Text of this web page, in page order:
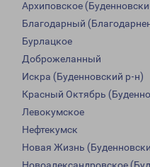
Архиповское
Благодарный
Бурлацкое
Доброжеланный
Искра (Буденновский р-н)
Красный Октябрь
Левокумское
Нефтекумск
Новая Жизнь